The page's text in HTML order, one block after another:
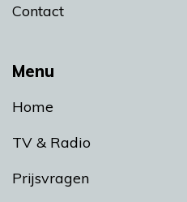
Menu
Home
TV & Radio
Prijsvragen
Contact